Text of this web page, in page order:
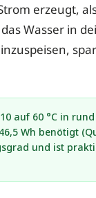
erzeugt,
Wasser in
auf 60 °C in
Wh benötigt
und ist